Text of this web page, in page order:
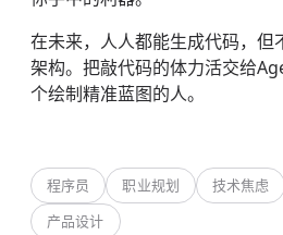
在未来，人人都能生成代码，但
架构。把敲代码的体力活交给
个绘制精准蓝图的人。
程序员 职业规划 技术焦虑
产品设计